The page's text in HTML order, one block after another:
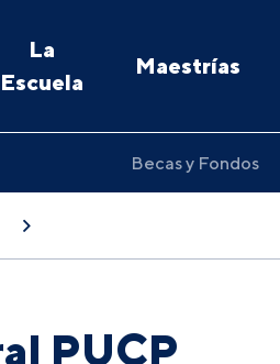
La
Escuela
Maestrías
Becas y Fondos
PUCP